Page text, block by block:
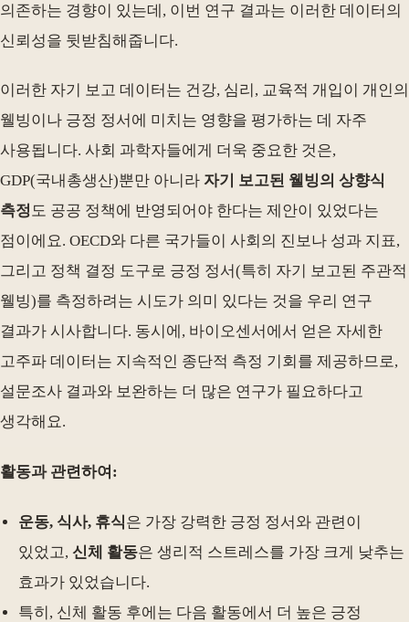
의존하는 경향이 있는데, 이번 연구 결과는 이러한 데이터의
신뢰성을 뒷받침해줍니다.
이러한 자기 보고 데이터는 건강, 심리, 교육적 개입이 개인의
웰빙이나 긍정 정서에 미치는 영향을 평가하는 데 자주
사용됩니다. 사회 과학자들에게 더욱 중요한 것은,
GDP(국내총생산)뿐만 아니라 자기 보고된 웰빙의 상향식
측정도 공공 정책에 반영되어야 한다는 제안이 있었다는
점이에요. OECD와 다른 국가들이 사회의 진보나 성과 지표,
그리고 정책 결정 도구로 긍정 정서(특히 자기 보고된 주관적
웰빙)를 측정하려는 시도가 의미 있다는 것을 우리 연구
결과가 시사합니다. 동시에, 바이오센서에서 얻은 자세한
고주파 데이터는 지속적인 종단적 측정 기회를 제공하므로,
설문조사 결과와 보완하는 더 많은 연구가 필요하다고
생각해요.
활동과 관련하여:
운동, 식사, 휴식은 가장 강력한 긍정 정서와 관련이
있었고, 신체 활동은 생리적 스트레스를 가장 크게 낮추는
효과가 있었습니다.
특히, 신체 활동 후에는 다음 활동에서 더 높은 긍정